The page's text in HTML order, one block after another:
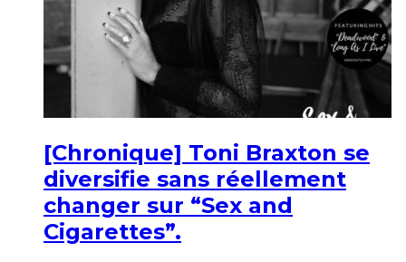
[Chronique] Toni Braxton se
diversifie sans réellement
changer sur “Sex and
Cigarettes”.